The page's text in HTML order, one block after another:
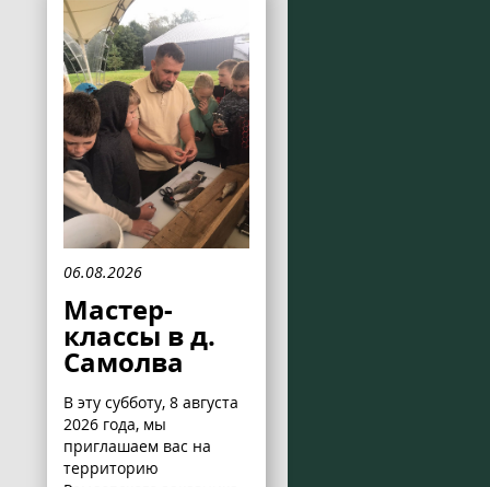
06.08.2026
Мастер-
классы в д.
Самолва
В эту субботу, 8 августа
2026 года, мы
приглашаем вас на
территорию